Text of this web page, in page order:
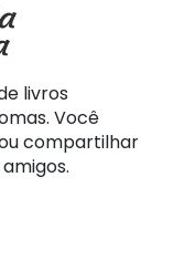
livros
Você
compartilhar